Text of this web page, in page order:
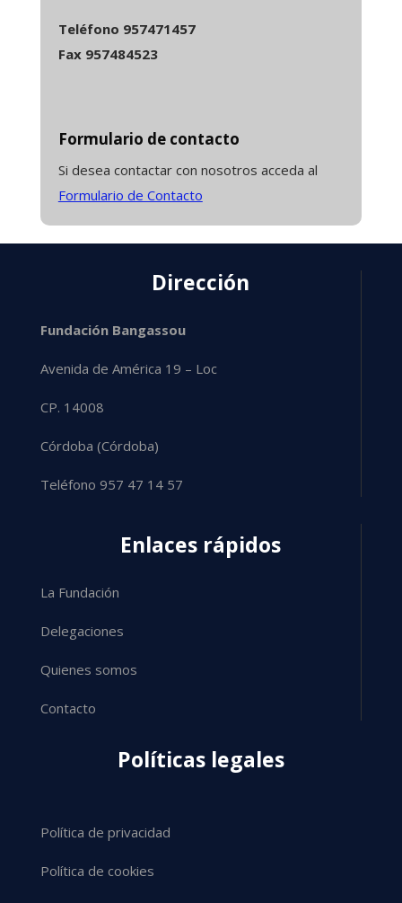
Teléfono 957471457
Fax 957484523
Formulario de contacto
Si desea contactar con nosotros acceda al
Formulario de Contacto
Dirección
Fundación Bangassou
Avenida de América 19 – Loc
CP. 14008
Córdoba (Córdoba)
Teléfono 957 47 14 57
Enlaces rápidos
La Fundación
Delegaciones
Quienes somos
Contacto
Políticas legales
Política de privacidad
Política de cookies